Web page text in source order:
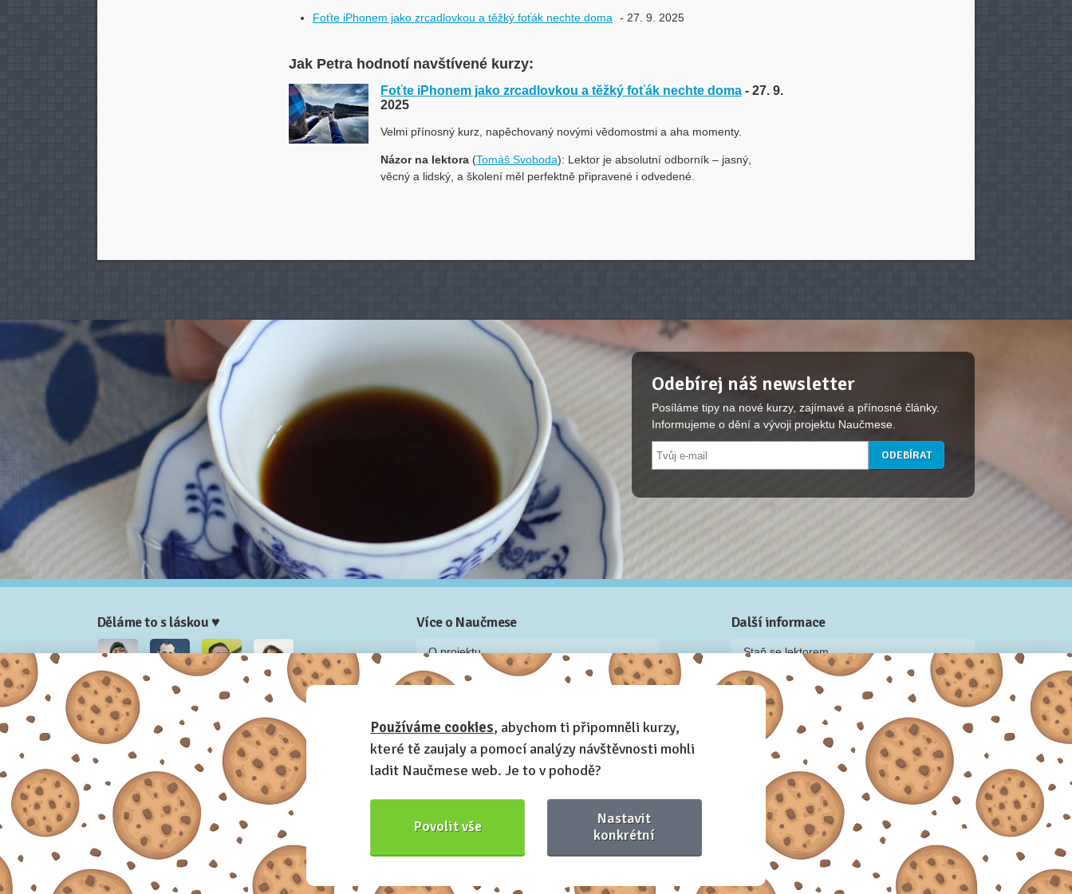
Foťte iPhonem jako zrcadlovkou a těžký foťák nechte doma - 27. 9. 2025
Jak Petra hodnotí navštívené kurzy:
Foťte iPhonem jako zrcadlovkou a těžký foťák nechte doma - 27. 9.
2025
Velmi přínosný kurz, napěchovaný novými vědomostmi a aha momenty.
Názor na lektora (Tomáš Svoboda): Lektor je absolutní odborník – jasný,
věcný a lidský, a školení měl perfektně připravené i odvedené.
Odebírej náš newsletter
Posíláme tipy na nové kurzy, zajímavé a přínosné články.
Informujeme o dění a vývoji projektu Naučmese.
Děláme to s láskou ♥
Nela Josef Honza
Více o Naučmese
O projektu
Blog: recenze z kurzů, rozhovory a články
Příběh Naučmese
Naučmese festivaly
Náš systém pro vaši firmu
Prostory pro pořádání kurzů
Kontakt a fakturační údaje
Další informace
Staň se lektorem
Video: Jak připravit kurz na Naučmese
Často kladené dotazy
Dárkové poukazy
Podmínky užívání
Obchodní podmínky
Zásady používání cookie souborů
Pravidla ochrany osobních údajů
Partneři
Naučmese, 2012-2026. Sdílíme dovednosti, offline i online.
Používáme cookies, abychom ti připomněli kurzy,
které tě zaujaly a pomocí analýzy návštěvnosti mohli
ladit Naučmese web. Je to v pohodě?
Povolit vše
Nastavit
konkrétní